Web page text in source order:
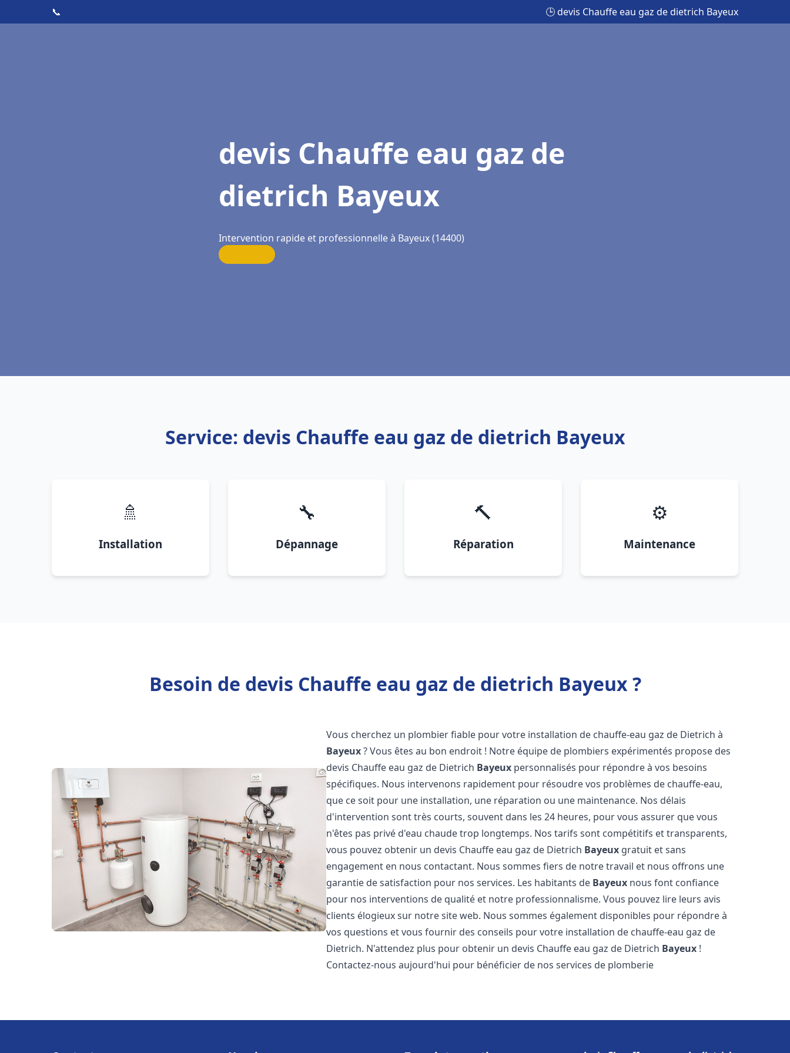
📞 🕒 devis Chauffe eau gaz de dietrich Bayeux
devis Chauffe eau gaz de
dietrich Bayeux
Intervention rapide et professionnelle à Bayeux (14400)
Service: devis Chauffe eau gaz de dietrich Bayeux
🚿
Installation
🔧
Dépannage
🔨
Réparation
⚙️
Maintenance
Besoin de devis Chauffe eau gaz de dietrich Bayeux ?
Vous cherchez un plombier fiable pour votre installation de chauffe-eau gaz de Dietrich à
Bayeux? Vous êtes au bon endroit ! Notre équipe de plombiers expérimentés propose des
devis Chauffe eau gaz de Dietrich Bayeux personnalisés pour répondre à vos besoins
spécifiques. Nous intervenons rapidement pour résoudre vos problèmes de chauffe-eau,
que ce soit pour une installation, une réparation ou une maintenance. Nos délais
d'intervention sont très courts, souvent dans les 24 heures, pour vous assurer que vous
n'êtes pas privé d'eau chaude trop longtemps. Nos tarifs sont compétitifs et transparents,
vous pouvez obtenir un devis Chauffe eau gaz de Dietrich Bayeux gratuit et sans
engagement en nous contactant. Nous sommes fiers de notre travail et nous offrons une
garantie de satisfaction pour nos services. Les habitants de Bayeux nous font confiance
pour nos interventions de qualité et notre professionnalisme. Vous pouvez lire leurs avis
clients élogieux sur notre site web. Nous sommes également disponibles pour répondre à
vos questions et vous fournir des conseils pour votre installation de chauffe-eau gaz de
Dietrich. N'attendez plus pour obtenir un devis Chauffe eau gaz de Dietrich Bayeux !
Contactez-nous aujourd'hui pour bénéficier de nos services de plomberie